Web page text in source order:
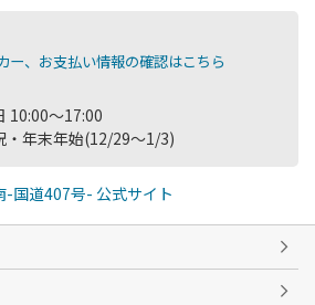
ー、お支払い情報の確認はこちら
10:00～17:00
・年末年始(12/29～1/3)
-国道407号- 公式サイト